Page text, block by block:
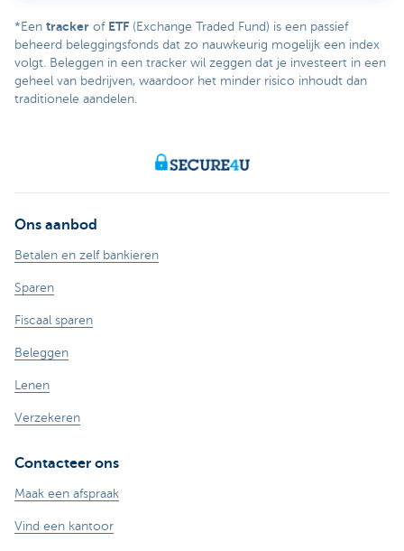
*Een tracker of ETF (Exchange Traded Fund) is een passief
beheerd beleggingsfonds dat zo nauwkeurig mogelijk een index
volgt. Beleggen in een tracker wil zeggen dat je investeert in een
geheel van bedrijven, waardoor het minder risico inhoudt dan
traditionele aandelen.
Ons aanbod
Betalen en zelf bankieren
Sparen
Fiscaal sparen
Beleggen
Lenen
Verzekeren
Contacteer ons
Maak een afspraak
Vind een kantoor